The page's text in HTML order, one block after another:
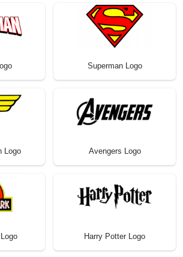
Superman Logo
Logo Avengers Logo
Harry Potter Logo